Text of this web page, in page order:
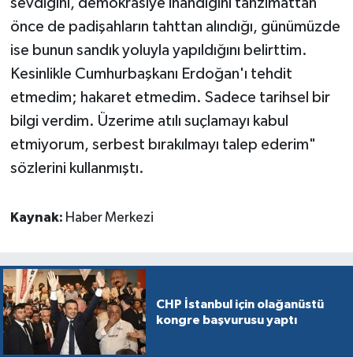
sevdiğini, demokrasiye inandığını tanzimattan
önce de padişahların tahttan alındığı, günümüzde
ise bunun sandık yoluyla yapıldığını belirttim.
Kesinlikle Cumhurbaşkanı Erdoğan'ı tehdit
etmedim; hakaret etmedim. Sadece tarihsel bir
bilgi verdim. Üzerime atılı suçlamayı kabul
etmiyorum, serbest bırakılmayı talep ederim"
sözlerini kullanmıştı.
Kaynak: Haber Merkezi
CHP İstanbul için olağanüstü
kongre başvurusu yaptı